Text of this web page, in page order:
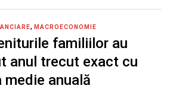
, MACROECONOMIE
familiilor au
anul trecut exact cu
medie anuală